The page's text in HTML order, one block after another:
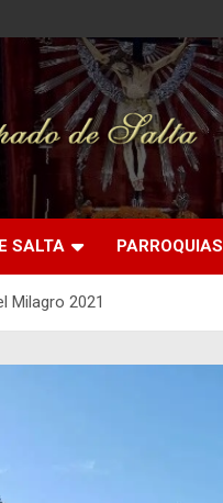
de Salta
SALTA PARROQUIAS
Milagro 2021